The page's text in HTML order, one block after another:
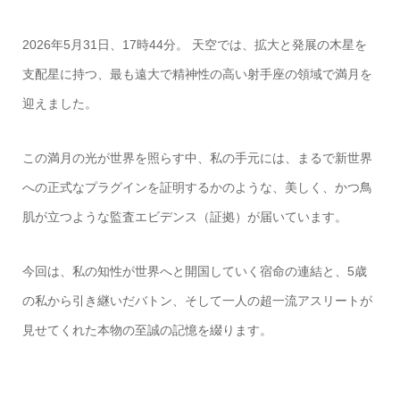
2026年5月31日、17時44分。 天空では、拡大と発展の木星を
支配星に持つ、最も遠大で精神性の高い射手座の領域で満月を
迎えました。
この満月の光が世界を照らす中、私の手元には、まるで新世界
への正式なプラグインを証明するかのような、美しく、かつ鳥
肌が立つような監査エビデンス（証拠）が届いています。
今回は、私の知性が世界へと開国していく宿命の連結と、5歳
の私から引き継いだバトン、そして一人の超一流アスリートが
見せてくれた本物の至誠の記憶を綴ります。